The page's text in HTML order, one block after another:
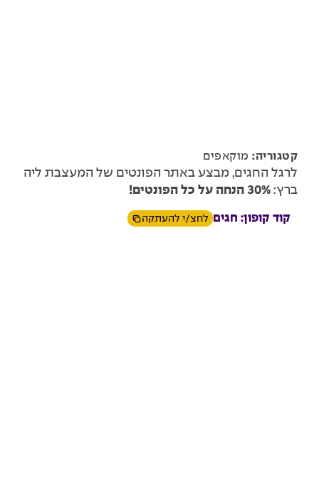
קטגוריה: מוקאפים
לרגל החגים, מבצע באתר הפונטים של המעצבת ליה
ברץ: 30% הנחה על כל הפונטים!
קוד קופון: חגים לחצ/י להעתקה